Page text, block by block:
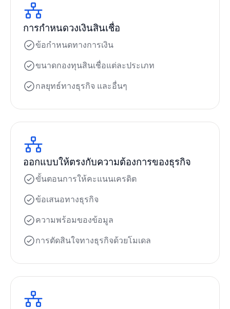
การกำหนดวงเงินสินเชื่อ
ข้อกำหนดทางการเงิน
ขนาดกองทุนสินเชื่อแต่ละประเภท
กลยุทธ์ทางธุรกิจ และอื่นๆ
ออกแบบให้ตรงกับความต้องการของธุรกิจ
ขั้นตอนการให้คะแนนเครดิต
ข้อเสนอทางธุรกิจ
ความพร้อมของข้อมูล
การตัดสินใจทางธุรกิจด้วยโมเดล